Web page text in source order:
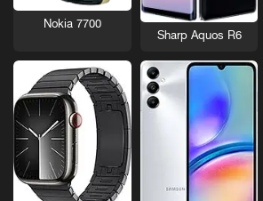
Sharp Aquos R6
Nokia 7700